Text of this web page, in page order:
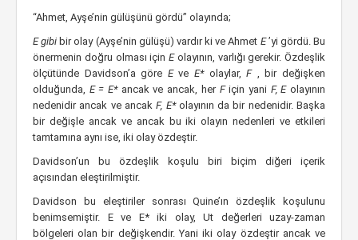
“Ahmet, Ayşe’nin gülüşünü gördü” olayında;
E gibi bir olay (Ayşe’nin gülüşü) vardır ki ve Ahmet E’yi gördü. Bu
önermenin doğru olması için E olayının, varlığı gerekir. Özdeşlik
ölçütünde Davidson’a göre EveE* olaylar,F , bir değişken
olduğunda, E = E* ancak ve ancak, her Fiçin yani F, Eolayının
nedenidir ancak ve ancakF, E* olayının da bir nedenidir. Başka
bir değişle ancak ve ancak bu iki olayın nedenleri ve etkileri
tamtamına aynı ise, iki olay özdeştir.
Davidson’un bu özdeşlik koşulu biri biçim diğeri içerik
açısından eleştirilmiştir.
Davidson bu eleştiriler sonrası Quine’ın özdeşlik koşulunu
benimsemiştir. E ve E* iki olay, Ut değerleri uzay-zaman
bölgeleri olan bir değişkendir. Yani iki olay özdeştir ancak ve